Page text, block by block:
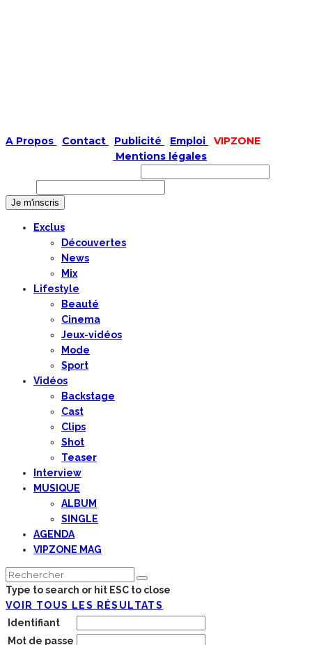
A Propos Contact Publicité Emploi
VIPZONE
Mentions légales
Exclus
Découvertes
News
Mix
Lifestyle
Beauté
Cinema
Jeux-vidéos
Mode
Sport
Vidéos
Backstage
Cast
Clips
Shot
Teaser
Interview
MUSIQUE
ALBUM
SINGLE
AGENDA
VIPZONE MAG
Type to search or hit ESC to close
VOIR TOUS LES RÉSULTATS
Identifiant
Mot de passe